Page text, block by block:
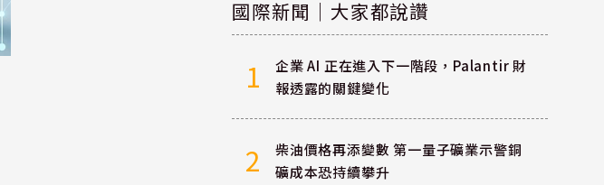
國際新聞｜大家都說讚
1
企業 AI 正在進入下一階段，Palantir 財
報透露的關鍵變化
2
柴油價格再添變數 第一量子礦業示警銅
礦成本恐持續攀升